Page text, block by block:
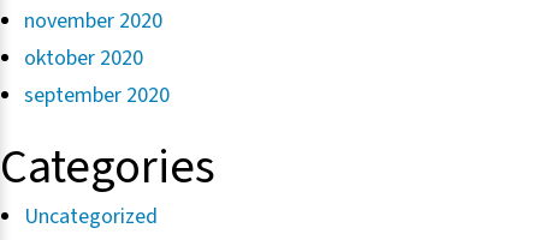
november 2020
oktober 2020
september 2020
Categories
Uncategorized